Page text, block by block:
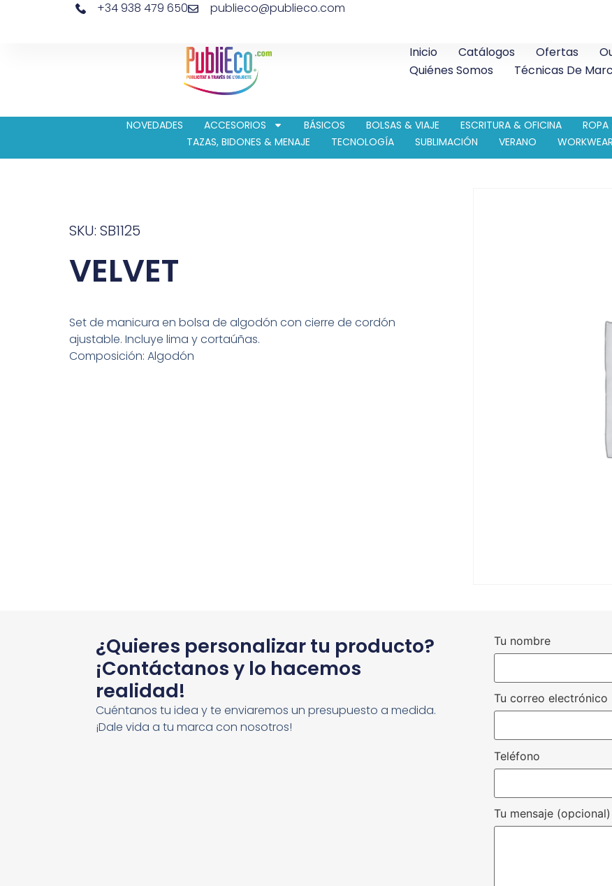
+34 938 479 650 publieco@publieco.com
Inicio Catálogos Ofertas
Quiénes Somos
Técnicas De
NOVEDADES ACCESORIOS BÁSICOS BOLSAS & VIAJE ESCRITURA & OFICINA ROPA
TAZAS, BIDONES & MENAJE
TECNOLOGÍA SUBLIMACIÓN VERANO WORKWEAR
SKU: SB1125
VELVET
Set de manicura en bolsa de algodón con cierre de cordón
ajustable. Incluye lima y cortaúñas.
Composición: Algodón
¿Quieres personalizar tu producto?
¡Contáctanos y lo hacemos
realidad!
Cuéntanos tu idea y te enviaremos un presupuesto a medida.
¡Dale vida a tu marca con nosotros!
Tu nombre
Tu correo electrónico
Teléfono
Tu mensaje (opcional)